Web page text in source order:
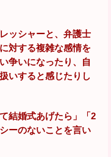
ッシャーと、弁護士
対する複雑な感情を
争いになったり、自
いすると感じたりし
結婚式あげたら」「2
ーのないことを言い